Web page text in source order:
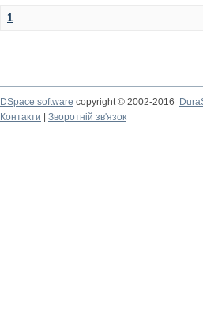
1
DSpace software copyright © 2002-2016
Контакти
Зворотній зв'язок